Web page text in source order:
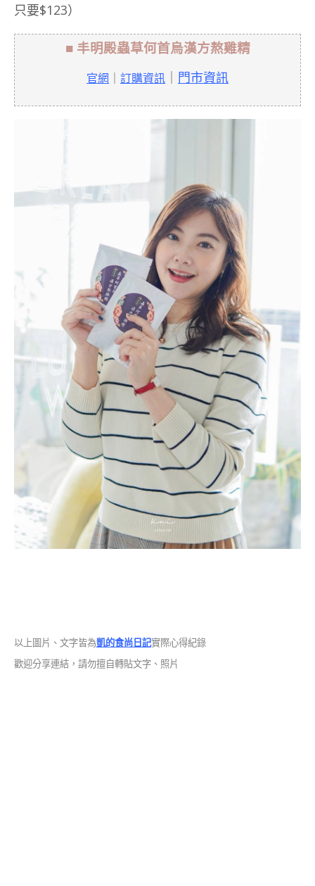
只要$123）
■ 丰明殿蟲草何首烏漢方熬雞精
官網 訂購資訊 門市資訊
以上圖片、文字皆為凱的食尚日記實際心得紀錄
歡迎分享連結，請勿擅自轉貼文字、照片